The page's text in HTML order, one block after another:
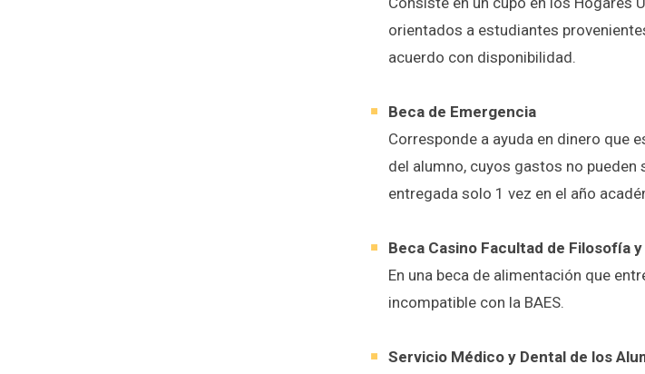
orientados a estudiantes
acuerdo con disponibilidad.
Beca de Emergencia
Corresponde a ayuda en dinero que
del alumno, cuyos gastos no
entregada solo 1 vez en el año
Beca Casino Facultad de Filosofía
​En una beca de alimentación que
incompatible con la BAES.
Servicio Médico y Dental de los